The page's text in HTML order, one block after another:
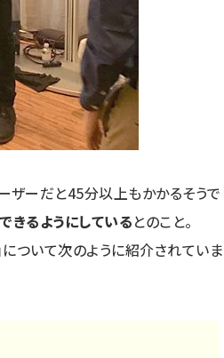
ザーだと45分以上もかかるそうで
きるようにしているとのこと。
ついて次のように紹介されていま